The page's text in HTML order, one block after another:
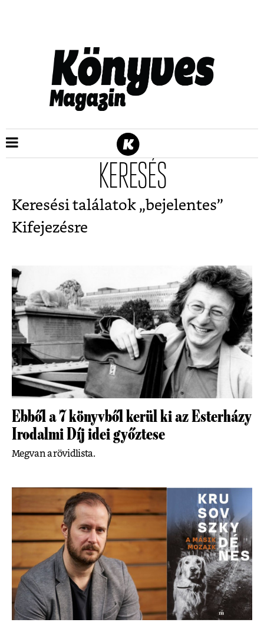
KERESÉS
Keresési találatok „bejelentes”
Kifejezésre
Ebből a 7 könyvből kerül ki az Esterházy
Irodalmi Díj idei győztese
Megvan a rövidlista.